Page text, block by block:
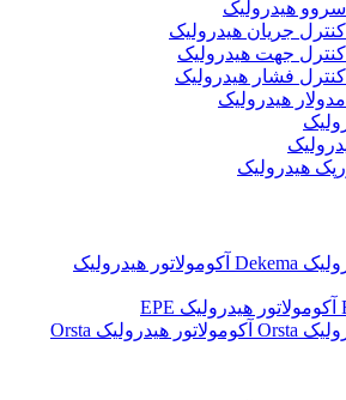
هیدرولیک
جریان هیدرولیک
جهت هیدرولیک
فشار هیدرولیک
هیدرولیک
هیدرولیک
آکومولاتور هیدرولیک
آکومولاتور هیدرولیک EPE
آکومولاتور هیدرولیک Orsta